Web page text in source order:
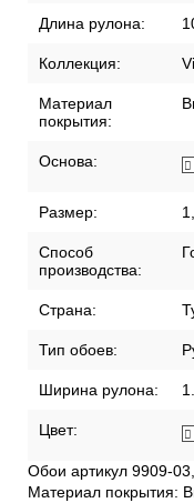
Длина рулона:
Коллекция:
Материал
покрытия:
Основа:
Размер:
Способ
производства:
Страна:
Тип обоев:
Ширина рулона:
Цвет:
Обои артикул 9909-
Материал покрытия: